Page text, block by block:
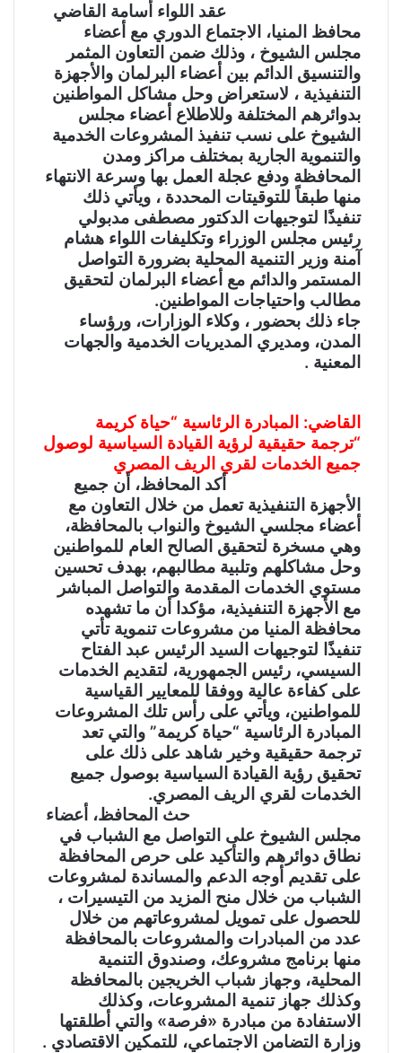
عقد اللواء أسامة القاضي
محافظ المنيا، الاجتماع الدوري مع أعضاء
مجلس الشيوخ ، وذلك ضمن التعاون المثمر
والتنسيق الدائم بين أعضاء البرلمان والأجهزة
التنفيذية ، لاستعراض وحل مشاكل المواطنين
بدوائرهم المختلفة وللاطلاع أعضاء مجلس
الشيوخ على نسب تنفيذ المشروعات الخدمية
والتنموية الجارية بمختلف مراكز ومدن
المحافظة ودفع عجلة العمل بها وسرعة الانتهاء
منها طبقاً للتوقيتات المحددة ، ويأتي ذلك
تنفيذًا لتوجيهات الدكتور مصطفى مدبولي
رئيس مجلس الوزراء وتكليفات اللواء هشام
آمنة وزير التنمية المحلية بضرورة التواصل
المستمر والدائم مع أعضاء البرلمان لتحقيق
مطالب واحتياجات المواطنين.
جاء ذلك بحضور ، وكلاء الوزارات، ورؤساء
المدن، ومديري المديريات الخدمية والجهات
المعنية .
القاضي: المبادرة الرئاسية “حياة كريمة
“ترجمة حقيقية لرؤية القيادة السياسية لوصول
جميع الخدمات لقري الريف المصري
أكد المحافظ، أن جميع
الأجهزة التنفيذية تعمل من خلال التعاون مع
أعضاء مجلسي الشيوخ والنواب بالمحافظة،
وهي مسخرة لتحقيق الصالح العام للمواطنين
وحل مشاكلهم وتلبية مطالبهم، بهدف تحسين
مستوي الخدمات المقدمة والتواصل المباشر
مع الأجهزة التنفيذية، مؤكدا أن ما تشهده
محافظة المنيا من مشروعات تنموية تأتي
تنفيذًا لتوجيهات السيد الرئيس عبد الفتاح
السيسي، رئيس الجمهورية، لتقديم الخدمات
على كفاءة عالية ووفقا للمعايير القياسية
للمواطنين، ويأتي على رأس تلك المشروعات
المبادرة الرئاسية “حياة كريمة” والتي تعد
ترجمة حقيقية وخير شاهد على ذلك على
تحقيق رؤية القيادة السياسية بوصول جميع
الخدمات لقري الريف المصري.
حث المحافظ، أعضاء
مجلس الشيوخ على التواصل مع الشباب في
نطاق دوائرهم والتأكيد على حرص المحافظة
على تقديم أوجه الدعم والمساندة لمشروعات
الشباب من خلال منح المزيد من التيسيرات ،
للحصول على تمويل لمشروعاتهم من خلال
عدد من المبادرات والمشروعات بالمحافظة
منها برنامج مشروعك، وصندوق التنمية
المحلية، وجهاز شباب الخريجين بالمحافظة
وكذلك جهاز تنمية المشروعات، وكذلك
الاستفادة من مبادرة «فرصة» والتي أطلقتها
وزارة التضامن الاجتماعي، للتمكين الاقتصادي .